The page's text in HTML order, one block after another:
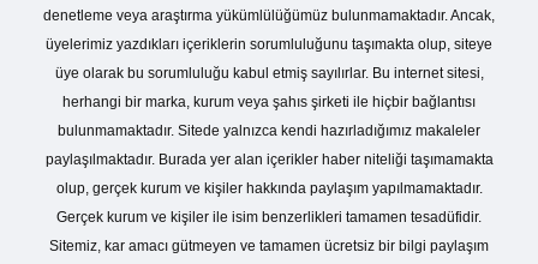
denetleme veya araştırma yükümlülüğümüz bulunmamaktadır. Ancak,
üyelerimiz yazdıkları içeriklerin sorumluluğunu taşımakta olup, siteye
üye olarak bu sorumluluğu kabul etmiş sayılırlar. Bu internet sitesi,
herhangi bir marka, kurum veya şahıs şirketi ile hiçbir bağlantısı
bulunmamaktadır. Sitede yalnızca kendi hazırladığımız makaleler
paylaşılmaktadır. Burada yer alan içerikler haber niteliği taşımamakta
olup, gerçek kurum ve kişiler hakkında paylaşım yapılmamaktadır.
Gerçek kurum ve kişiler ile isim benzerlikleri tamamen tesadüfidir.
Sitemiz, kar amacı gütmeyen ve tamamen ücretsiz bir bilgi paylaşım